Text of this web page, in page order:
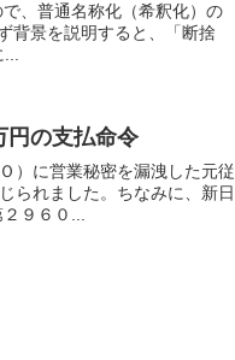
、普通名称化（希釈化）の
背景を説明すると、「断捨
...
円の支払命令
）に営業秘密を漏洩した元従
られました。ちなみに、新日
９６０...